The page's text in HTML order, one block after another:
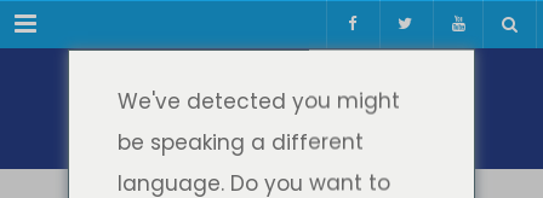
Meniul
We've detected you might
be speaking a different
language. Do you want to